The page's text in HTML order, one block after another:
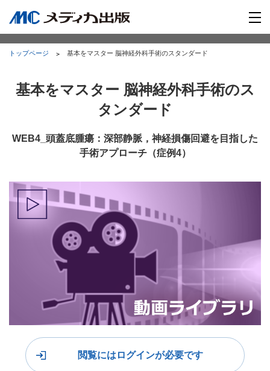
トップページ 基本をマスター 脳神経外科手術のスタンダード
基本をマスター 脳神経外科手術のス
タンダード
WEB4_頭蓋底腫瘍：深部静脈，神経損傷回避を目指した
手術アプローチ（症例4）
閲覧にはログインが必要です